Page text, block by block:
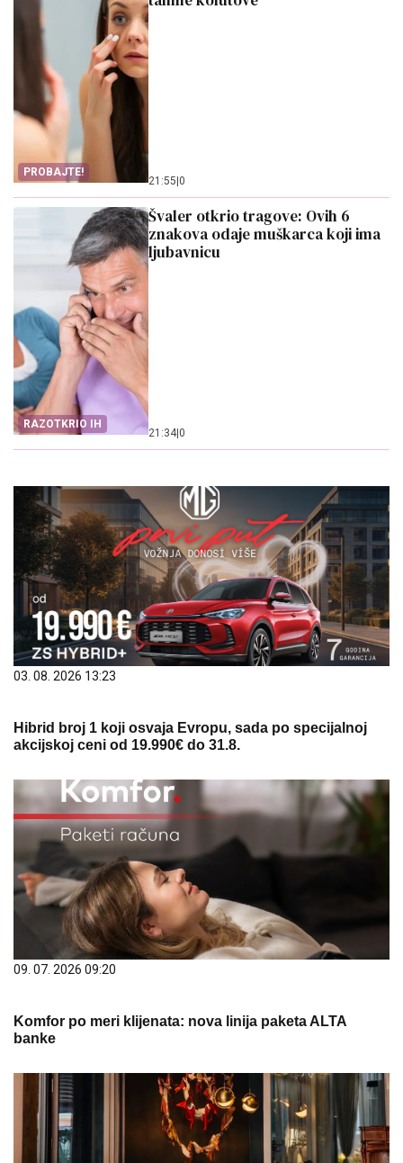
PROBAJTE!
21:55 0
RAZOTKRIO IH
Švaler otkrio tragove: Ovih 6
znakova odaje muškarca koji ima
ljubavnicu
21:34 0
03. 08. 2026 13:23
Hibrid broj 1 koji osvaja Evropu, sada po specijalnoj
akcijskoj ceni od 19.990€ do 31.8.
09. 07. 2026 09:20
Komfor po meri klijenata: nova linija paketa ALTA
banke